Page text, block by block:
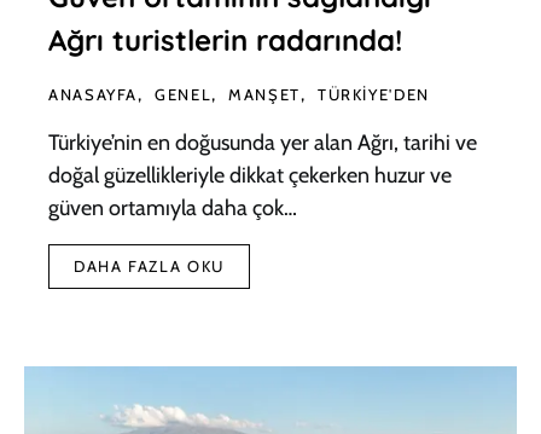
Ağrı turistlerin radarında!
ANASAYFA GENEL MANŞET TÜRKIYE'DEN
Türkiye’nin en doğusunda yer alan Ağrı, tarihi ve
doğal güzellikleriyle dikkat çekerken huzur ve
güven ortamıyla daha çok…
DAHA FAZLA OKU